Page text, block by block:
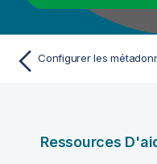
Ressources